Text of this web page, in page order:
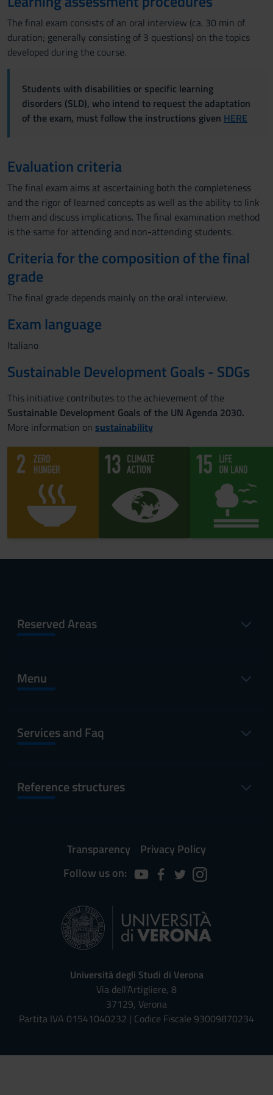
The final exam consists of an oral interview (ca. 30 min of
duration; generally consisting of 3 questions) on the topics
developed during the course.
Students with disabilities or specific learning
disorders (SLD), who intend to request the adaptation
of the exam, must follow the instructions given HERE
Evaluation criteria
The final exam aims at ascertaining both the completeness
and the rigor of learned concepts as well as the ability to link
them and discuss implications. The final examination method
is the same for attending and non-attending students.
Criteria for the composition of the final
grade
The final grade depends mainly on the oral interview.
Exam language
Italiano
Sustainable Development Goals - SDGs
This initiative contributes to the achievement of the
Sustainable Development Goals of the UN Agenda 2030.
More information on sustainability
Reserved Areas
Menu
Services and Faq
Reference structures
Transparency
Privacy Policy
Follow us on:
Università degli Studi di Verona
Via dell'Artigliere, 8
37129, Verona
Partita IVA 01541040232 | Codice Fiscale 93009870234